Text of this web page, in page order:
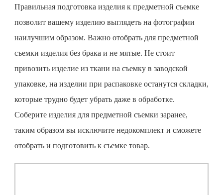
Правильная подготовка изделия к предметной съемке
позволит вашему изделию выглядеть на фотографии
наилучшим образом. Важно отобрать для предметной
съемки изделия без брака и не мятые. Не стоит
привозить изделие из ткани на съемку в заводской
упаковке, на изделии при распаковке останутся складки,
которые трудно будет убрать даже в обработке.
Соберите изделия для предметной съемки заранее,
таким образом вы исключите недокомплект и сможете
отобрать и подготовить к съемке товар.